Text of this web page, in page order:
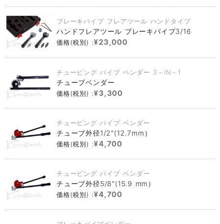
ブレーキパイプ フレアツール ハンドタイプ
ハンドフレアツール ブレーキパイプ3/16
価格(税別) :¥23,000
チュービング パイプ ベンダー 3－IN－1
チューブベンダー
価格(税別) :¥3,300
チュービング パイプ ベンダー
チューブ外径1/2"(12.7mm）
価格(税別) :¥4,700
チュービング パイプ ベンダー
チューブ外径5/8"(15.9 mm）
価格(税別) :¥4,700